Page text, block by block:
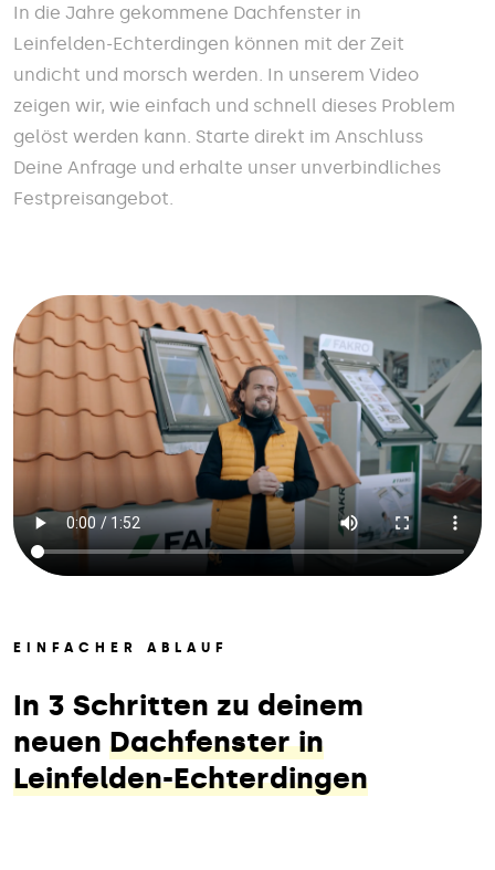
In die Jahre gekommene Dachfenster in
Leinfelden-Echterdingen können mit der Zeit
undicht und morsch werden. In unserem Video
zeigen wir, wie einfach und schnell dieses Problem
gelöst werden kann. Starte direkt im Anschluss
Deine Anfrage und erhalte unser unverbindliches
Festpreisangebot.
EINFACHER ABLAUF
In 3 Schritten zu deinem
neuen Dachfenster in
Leinfelden-Echterdingen